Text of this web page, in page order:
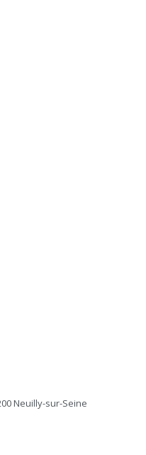
Neuilly-sur-Seine